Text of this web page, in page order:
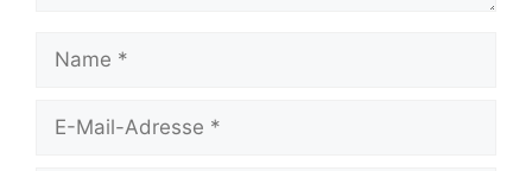
Mail-